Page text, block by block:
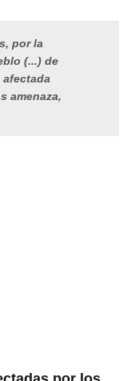
por la
(...) de
amenaza,